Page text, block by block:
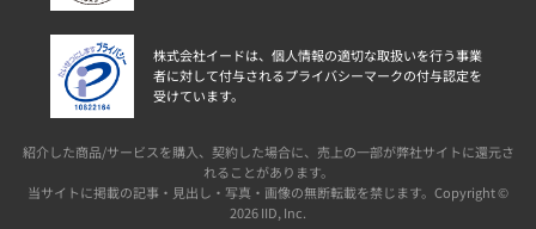
株式会社イードは、個人情報の適切な取扱いを行う事業
者に対して付与されるプライバシーマークの付与認定を
受けています。
紹介した商品/サービスを購入、契約した場合に、売上の一部が弊社サイトに還元さ
れることがあります。
当サイトに掲載の記事・見出し・写真・画像の無断転載を禁じます。Copyright ©
2026 IID, Inc.